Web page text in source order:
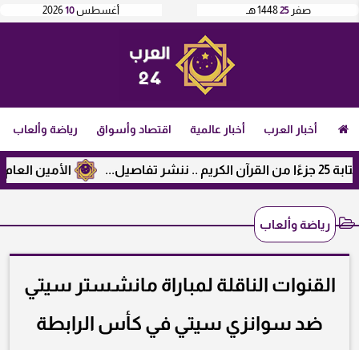
أغسطس10
2026 صفر 251448 هـ
أخبار العرب أخبار عالمية اقتصاد وأسواق رياضة وألعاب
الأمين العام
رياضة وألعاب
القنوات الناقلة لمباراة مانشستر سيتي
ضد سوانزي سيتي في كأس الرابطة